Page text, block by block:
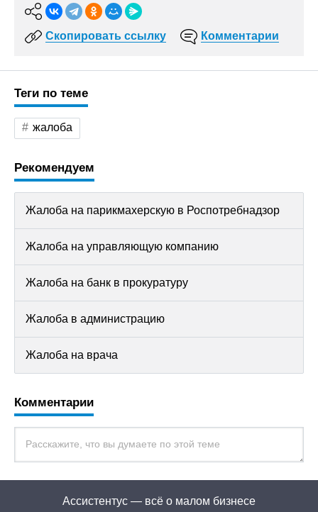
Скопировать ссылку Комментарии
Теги по теме
жалоба
Рекомендуем
Жалоба на парикмахерскую в Роспотребнадзор
Жалоба на управляющую компанию
Жалоба на банк в прокуратуру
Жалоба в администрацию
Жалоба на врача
Комментарии
Ассистентус — всё о малом бизнесе